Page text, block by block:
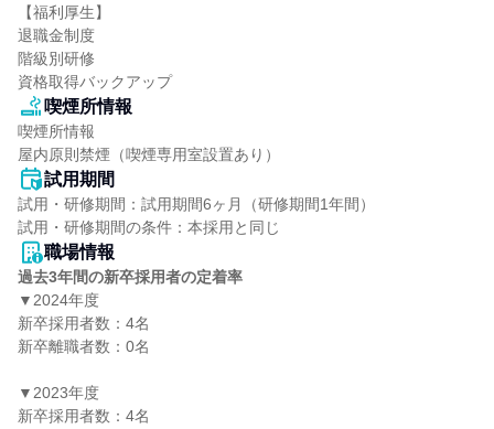
【福利厚生】
退職金制度
階級別研修
資格取得バックアップ
喫煙所情報
喫煙所情報
屋内原則禁煙（喫煙専用室設置あり）
試用期間
試用・研修期間：試用期間6ヶ月（研修期間1年間）
職場情報
過去3年間の新卒採用者の定着率
▼2024年度
新卒採用者数：4名
新卒離職者数：0名
▼2023年度
新卒採用者数：4名